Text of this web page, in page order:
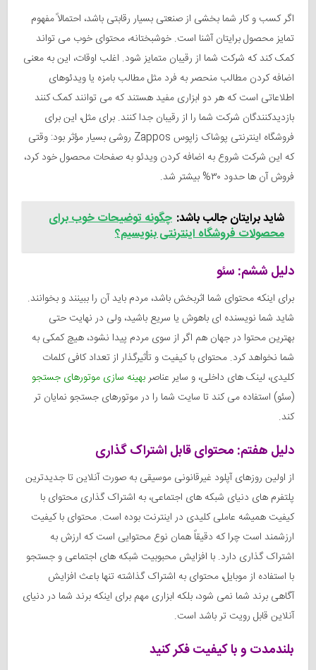
اگر کسب و کار شما بخشی از صنعتی بسیار رقابتی باشد، احتمالاً مفهوم
تمایز محصول برایتان آشنا است. خوشبختانه، محتوای خوب می تواند
کمک کند که شرکت شما از رقیبان متمایز شود. اغلب اوقات، این به معنی
اضافه کردن مطالب منحصر به فرد مثل مطالب بامزه یا ویدئوهای
اطلاعاتی است که هر دو ابزاری مفید هستند که می توانند کمک کنند
بازدیدکنندگان شرکت شما را از رقیبان جدا کنند. برای مثل، این برای
فروشگاه اینترنتی پوشاک زاپوس Zappos روشی بسیار مؤثر بود: وقتی
که این شرکت شروع به اضافه کردن ویدئو به صفحات محصول خود کرد،
فروش آن ها حدود ۳۰% بیشتر شد.
شاید برایتان جالب باشد: چگونه توضیحات خوب برای
محصولات فروشگاه اینترنتی بنویسیم؟
دلیل ششم: سئو
برای اینکه محتوای شما اثربخش باشد، مردم باید آن را ببینند و بخوانند.
شاید شما نویسنده ای باهوش یا سریع باشید، ولی در نهایت حتی
بهترین محتوا در جهان هم اگر از سوی مردم پیدا نشود، هیچ کمکی به
شما نخواهد کرد. محتوای با کیفیت و تأثیرگذار از تعداد کافی کلمات
کلیدی، لینک های داخلی، و سایر عناصربهینه سازی موتورهای جستجو
(سئو) استفاده می کند تا سایت شما را در موتورهای جستجو نمایان تر
کند.
دلیل هفتم: محتوای قابل اشتراک گذاری
از اولین روزهای آپلود غیرقانونی موسیقی به صورت آنلاین تا جدیدترین
پلتفرم های دنیای شبکه های اجتماعی، به اشتراک گذاری محتوای با
کیفیت همیشه عاملی کلیدی در اینترنت بوده است. محتوای با کیفیت
ارزشمند است چرا که دقیقاً همان نوع محتوایی است که ارزش به
اشتراک گذاری دارد. با افزایش محبوبیت شبکه های اجتماعی و جستجو
با استفاده از موبایل، محتوای به اشتراک گذاشته تنها باعث افزایش
آگاهی برند شما نمی شود، بلکه ابزاری مهم برای اینکه برند شما در دنیای
آنلاین قابل رویت تر باشد است.
بلندمدت و با کیفیت فکر کنید